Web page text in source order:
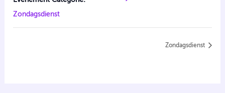
Zondagsdienst
Zondagsdienst